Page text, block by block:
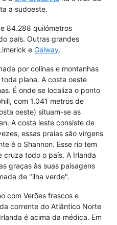
a sudoeste.
84.288 quilómetros
país. Outras grandes
e Galway.
por colinas e montanhas
plana. A costa oeste
É onde se localiza o ponto
com 1.041 metros de
oeste) situam-se as
A costa leste consiste de
essas praias são virgens
é o Shannon. Esse rio tem
cruza todo o país. A Irlanda
graças às suas paisagens
de "ilha verde".
com Verões frescos e
corrente do Atlântico Norte
é acima da médica. Em